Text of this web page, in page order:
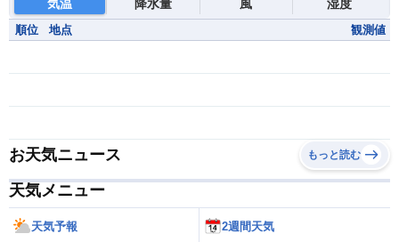
気温 降水量 風 湿度
順位 地点 観測値
お天気ニュース もっと読む
天気メニュー
天気予報 2週間天気